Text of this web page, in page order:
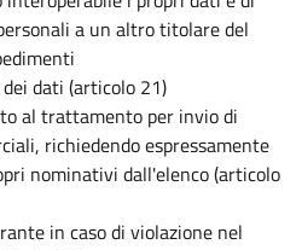
a un altro titolare del
dati (articolo 21)
al trattamento per invio di
richiedendo espressamente
nominativi dall'elenco (articolo
in caso di violazione nel